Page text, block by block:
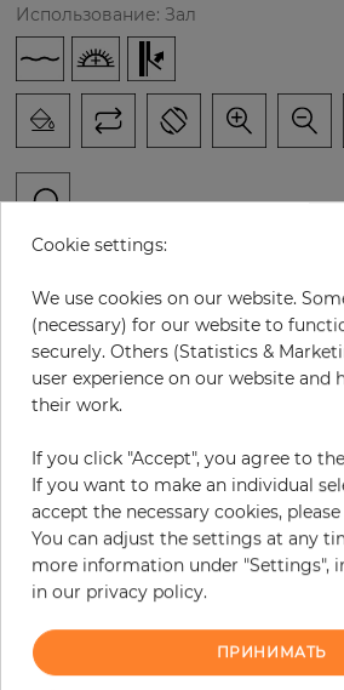
Использование: Зал
x
294,60 € за штуку
19% НДС включительно + Доставка
Цена за м² - 33,47 €
−
В КОРЗИНУ
Cookie settings:
We use cookies on our website.
(necessary) for our website to
securely. Others (Statistics &
user experience on our website and
their work.
If you click "Accept", you agree to
If you want to make an individual
accept the necessary cookies,
You can adjust the settings at any
more information under "Settings",
in our privacy policy.
ПРИНИМАТЬ